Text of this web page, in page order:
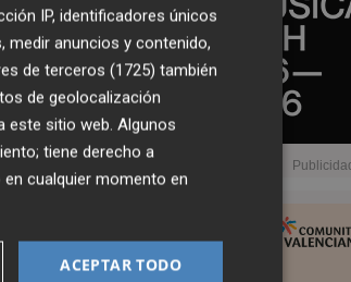
IP, identificadores únicos
medir anuncios y contenido,
de terceros (1725) también
de geolocalización
este sitio web. Algunos
tiene derecho a
cualquier momento en
ACEPTAR TODO